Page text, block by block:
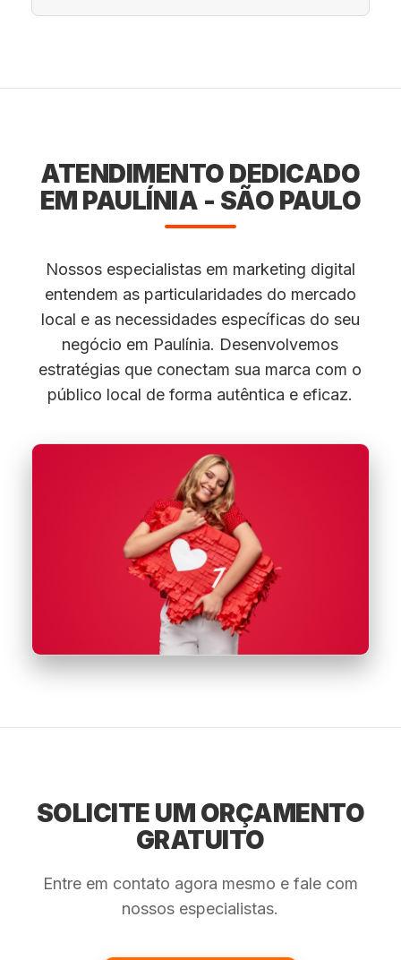
ATENDIMENTO DEDICADO
EM PAULÍNIA - SÃO PAULO
Nossos especialistas em marketing digital
entendem as particularidades do mercado
local e as necessidades específicas do seu
negócio em Paulínia. Desenvolvemos
estratégias que conectam sua marca com o
público local de forma autêntica e eficaz.
SOLICITE UM ORÇAMENTO
GRATUITO
Entre em contato agora mesmo e fale com
nossos especialistas.